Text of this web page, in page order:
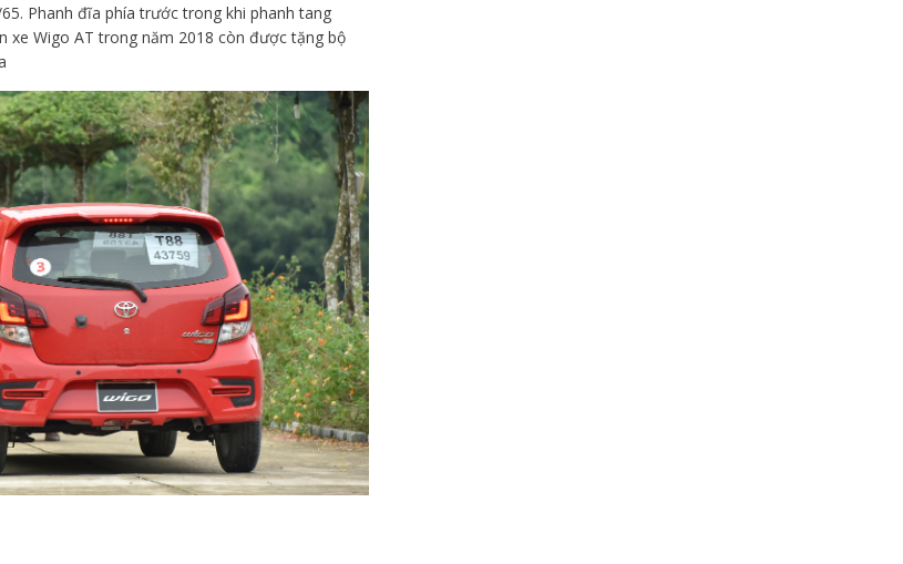
Phanh đĩa phía trước trong khi phanh tang
xe Wigo AT trong năm 2018 còn được tặng bộ